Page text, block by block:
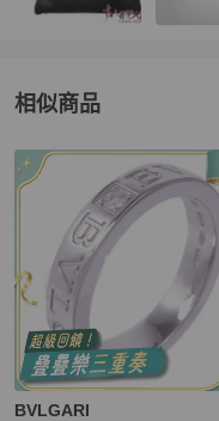
相似商品
更多相似BVLGARI女士
BVLGARI